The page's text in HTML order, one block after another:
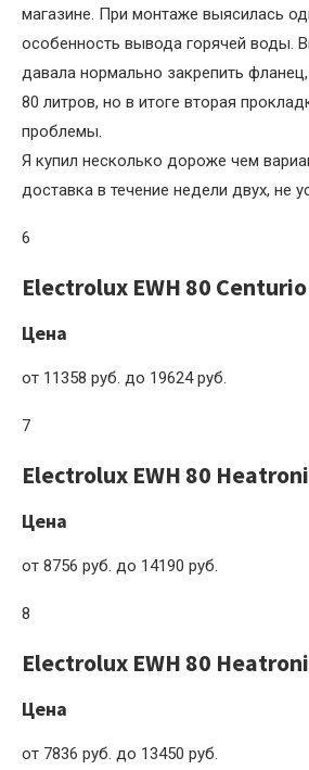
магазине. При монтаже выясилась
особенность вывода горячей воды.
давала нормально закрепить
80 литров, но в итоге вторая
проблемы.
Я купил несколько дороже чем
доставка в течение недели двух, не
6
Electrolux EWH 80
Цена
от 11358 руб. до 19624 руб.
7
Electrolux EWH 80
Цена
от 8756 руб. до 14190 руб.
8
Electrolux EWH 80
Цена
от 7836 руб. до 13450 руб.